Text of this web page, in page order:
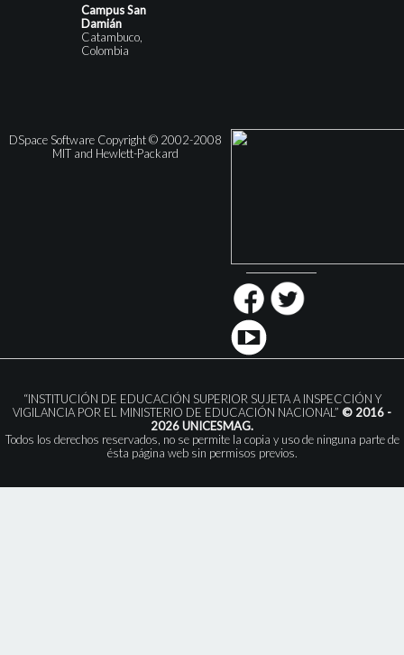
Campus San
Damián
Catambuco,
Colombia
DSpace Software Copyright © 2002-2008
MIT and Hewlett-Packard
“INSTITUCIÓN DE EDUCACIÓN SUPERIOR SUJETA A INSPECCIÓN Y
VIGILANCIA POR EL MINISTERIO DE EDUCACIÓN NACIONAL” © 2016 -
2026 UNICESMAG.
Todos los derechos reservados, no se permite la copia y uso de ninguna parte de
ésta página web sin permisos previos.